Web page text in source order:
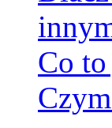
Co